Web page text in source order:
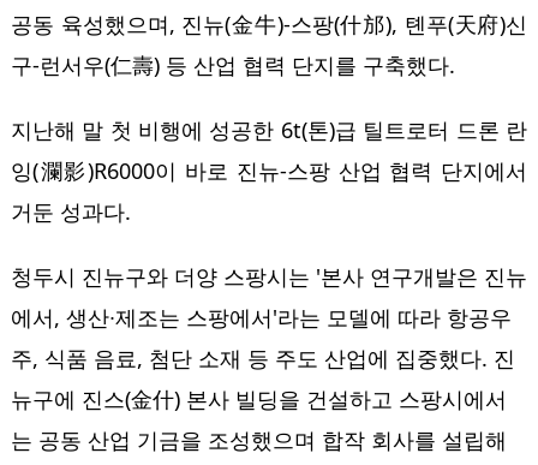
공동 육성했으며, 진뉴(金牛)-스팡(什邡), 톈푸(天府)신
구-런서우(仁壽) 등 산업 협력 단지를 구축했다.
지난해 말 첫 비행에 성공한 6t(톤)급 틸트로터 드론 란
잉(瀾影)R6000이 바로 진뉴-스팡 산업 협력 단지에서
거둔 성과다.
청두시 진뉴구와 더양 스팡시는 '본사 연구개발은 진뉴
에서, 생산∙제조는 스팡에서'라는 모델에 따라 항공우
주, 식품 음료, 첨단 소재 등 주도 산업에 집중했다. 진
뉴구에 진스(金什) 본사 빌딩을 건설하고 스팡시에서
는 공동 산업 기금을 조성했으며 합작 회사를 설립해